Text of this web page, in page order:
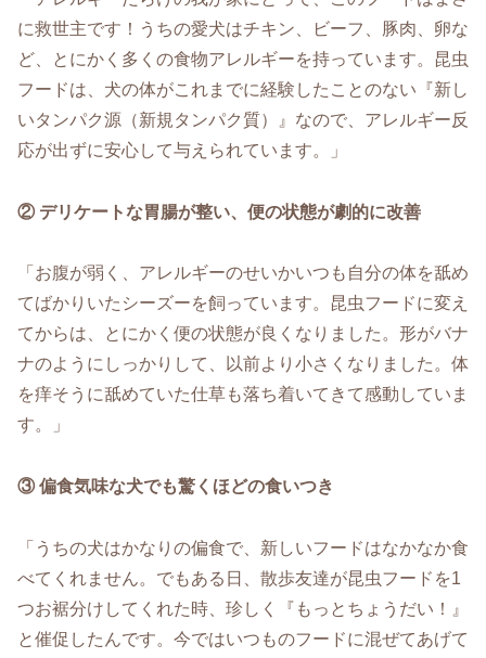
に救世主です！うちの愛犬はチキン、ビーフ、豚肉、卵な
ど、とにかく多くの食物アレルギーを持っています。昆虫
フードは、犬の体がこれまでに経験したことのない『新し
いタンパク源（新規タンパク質）』なので、アレルギー反
応が出ずに安心して与えられています。」
② デリケートな胃腸が整い、便の状態が劇的に改善
「お腹が弱く、アレルギーのせいかいつも自分の体を舐め
てばかりいたシーズーを飼っています。昆虫フードに変え
てからは、とにかく便の状態が良くなりました。形がバナ
ナのようにしっかりして、以前より小さくなりました。体
を痒そうに舐めていた仕草も落ち着いてきて感動していま
す。」
③ 偏食気味な犬でも驚くほどの食いつき
「うちの犬はかなりの偏食で、新しいフードはなかなか食
べてくれません。でもある日、散歩友達が昆虫フードを1
つお裾分けしてくれた時、珍しく『もっとちょうだい！』
と催促したんです。今ではいつものフードに混ぜてあげて